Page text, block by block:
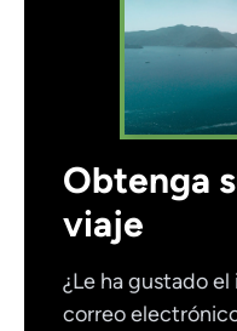
Obtenga
viaje
¿Le ha gustado
correo